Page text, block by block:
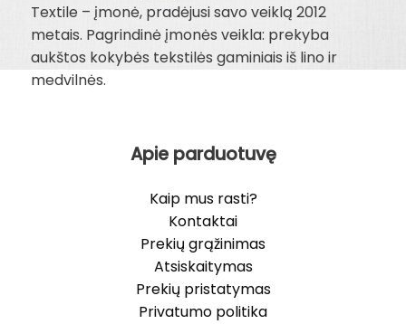
Textile – įmonė, pradėjusi savo veiklą 2012
metais. Pagrindinė įmonės veikla: prekyba
aukštos kokybės tekstilės gaminiais iš lino ir
medvilnės.
Apie parduotuvę
Kaip mus rasti?
Kontaktai
Prekių grąžinimas
Atsiskaitymas
Prekių pristatymas
Privatumo politika